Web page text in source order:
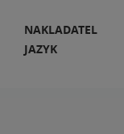
NAKLADATEL
JAZYK